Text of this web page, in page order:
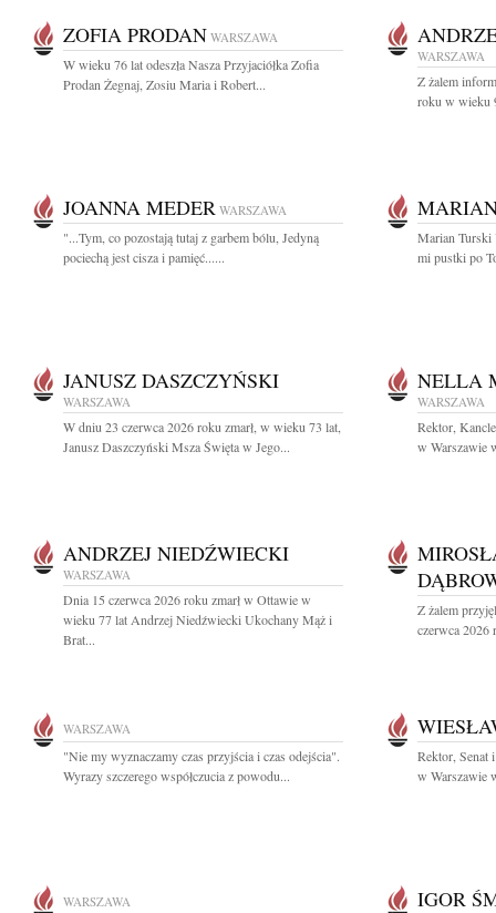
ZOFIA PRODAN WARSZAWA
W wieku 76 lat odeszła Nasza Przyjaciółka Zofia
Prodan Żegnaj, Zosiu Maria i Robert...
WARSZAWA
Z żalem
roku w wieku
JOANNA MEDER WARSZAWA
"...Tym, co pozostają tutaj z garbem bólu, Jedyną
pociechą jest cisza i pamięć......
Marian Turski
mi pustki po
JANUSZ DASZCZYŃSKI
WARSZAWA
W dniu 23 czerwca 2026 roku zmarł, w wieku 73 lat,
Janusz Daszczyński Msza Święta w Jego...
NELLA
WARSZAWA
Rektor,
w Warszawie
ANDRZEJ NIEDŹWIECKI
WARSZAWA
Dnia 15 czerwca 2026 roku zmarł w Ottawie w
wieku 77 lat Andrzej Niedźwiecki Ukochany Mąż i
Brat...
Z żalem
czerwca 2026
WARSZAWA
"Nie my wyznaczamy czas przyjścia i czas odejścia".
Wyrazy szczerego współczucia z powodu...
Rektor, Senat
w Warszawie
WARSZAWA IGOR